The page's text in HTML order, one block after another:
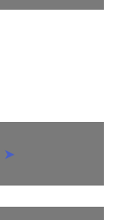
➤